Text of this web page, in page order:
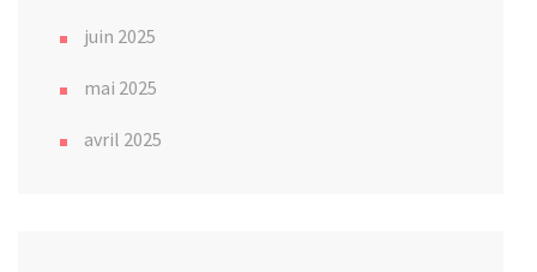
juin 2025
mai 2025
avril 2025